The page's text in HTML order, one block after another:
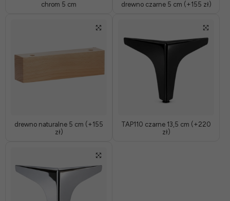
chrom 5 cm drewno czarne 5 cm (+155 zł)
drewno naturalne 5 cm (+155
zł)
TAP110 czarne 13,5 cm (+220
zł)